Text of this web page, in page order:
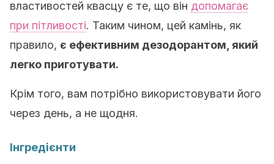
властивостей квасцу є те, що він допомагає
при пітливості. Таким чином, цей камінь, як
правило, є ефективним дезодорантом, який
легко приготувати.
Крім того, вам потрібно використовувати його
через день, а не щодня.
Інгредієнти